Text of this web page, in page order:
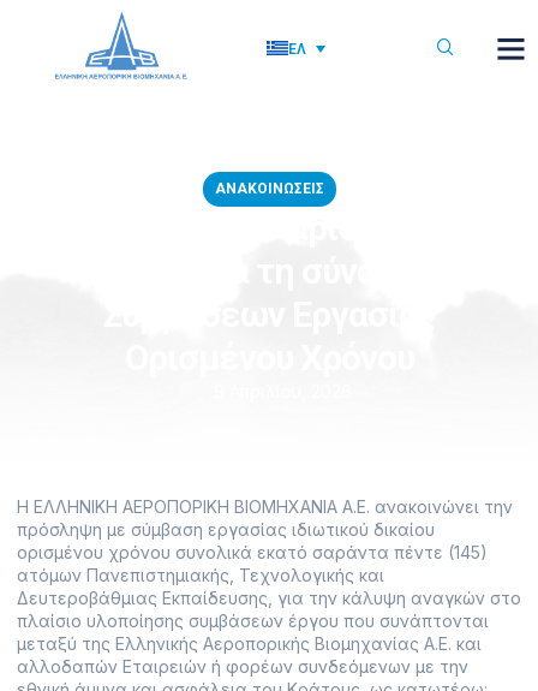
ΕΛ
ΑΝΑΚΟΙΝΏΣΕΙΣ
Η ΕΛΛΗΝΙΚΗ ΑΕΡΟΠΟΡΙΚΗ ΒΙΟΜΗΧΑΝΙΑ Α.Ε. ανακοινώνει την
πρόσληψη με σύμβαση εργασίας ιδιωτικού δικαίου
ορισμένου χρόνου συνολικά εκατό σαράντα πέντε (145)
ατόμων Πανεπιστημιακής, Τεχνολογικής και
Δευτεροβάθμιας Εκπαίδευσης, για την κάλυψη αναγκών στο
πλαίσιο υλοποίησης συμβάσεων έργου που συνάπτονται
μεταξύ της Ελληνικής Αεροπορικής Βιομηχανίας Α.Ε. και
αλλοδαπών Εταιρειών ή φορέων συνδεόμενων με την